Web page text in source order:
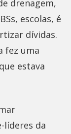
drenagem,
escolas, é
dívidas.
fez uma
estava
líderes da